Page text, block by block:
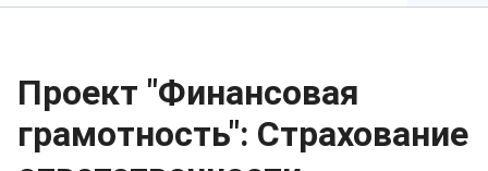
Проект "Финансовая
грамотность": Страхование